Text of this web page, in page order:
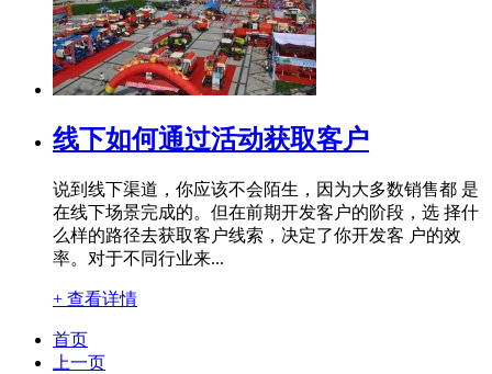
线下如何通过活动获取客户
说到线下渠道，你应该不会陌生，因为大多数销售都 是
在线下场景完成的。但在前期开发客户的阶段，选 择什
么样的路径去获取客户线索，决定了你开发客 户的效
率。对于不同行业来...
+ 查看详情
首页
上一页